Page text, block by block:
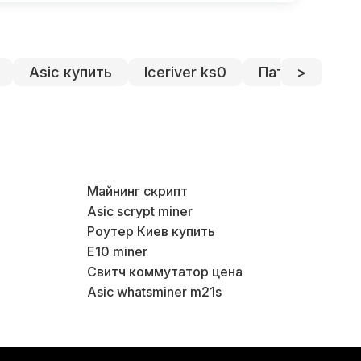
Asic купить Iceriver ks0 Патч корд
>
Майнинг скрипт
Asic scrypt miner
Роутер Киев купить
E10 miner
Свитч коммутатор цена
Asic whatsminer m21s